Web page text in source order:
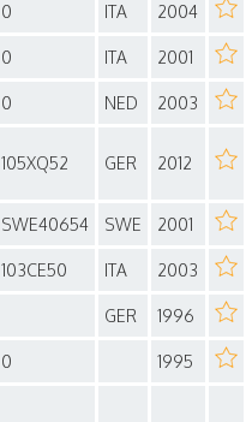
0 ITA 2004
0 ITA 2001
0 NED 2003
105XQ52 GER 2012
SWE40654 SWE 2001
103CE50 ITA 2003
GER 1996
0 1995